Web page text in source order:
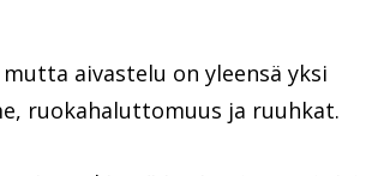
aivastelu on yleensä yksi
ruokahaluttomuus ja ruuhkat.